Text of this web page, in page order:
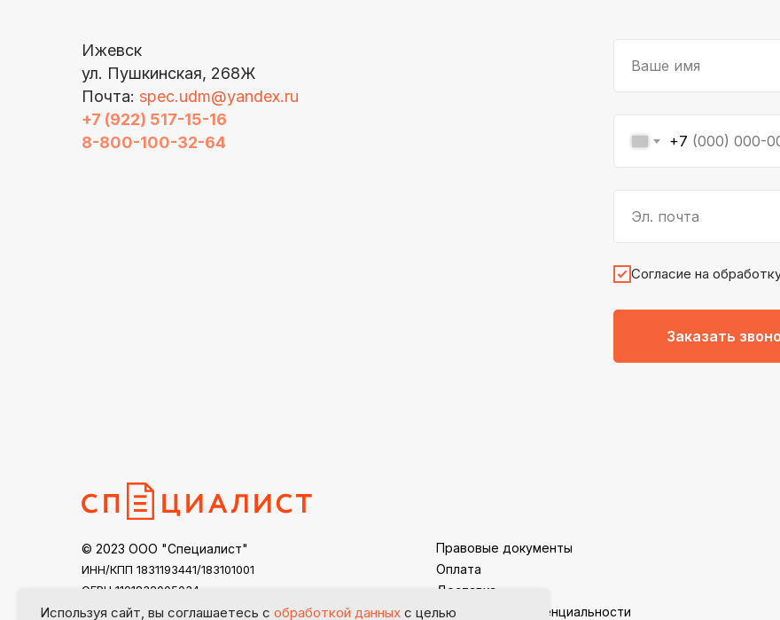
Ижевск
ул. Пушкинская, 268Ж
Почта: spec.udm@yandex.ru
+7 (922) 517-15-16
8-800-100-32-64
Ваше имя
+7
Эл. почта
Согласие на
Заказать
© 2023 ООО "Специалист"
ИНН/КПП 1831193441/183101001
ОГРН 1191832005034
Оплата
Политика конфиденциальности
Правовые документы
Доставка
specialist18@mail.ru
Используя сайт, вы соглашаетесь с обработкой данных с целью